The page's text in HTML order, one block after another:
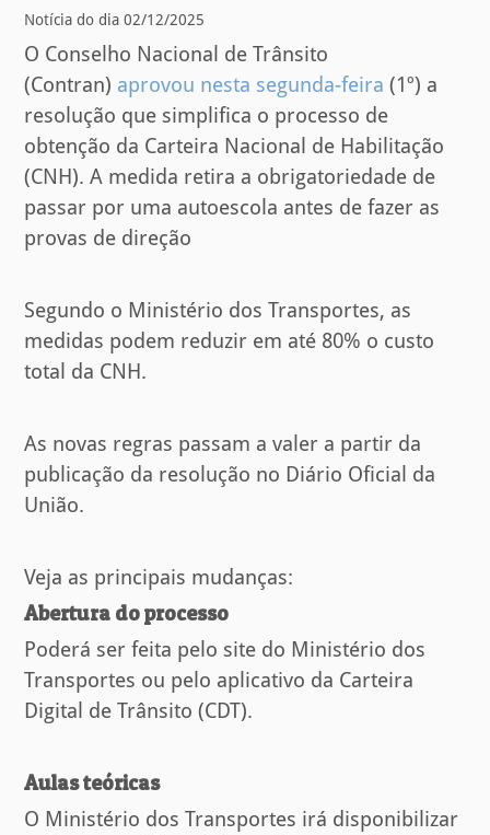
Notícia do dia 02/12/2025
O Conselho Nacional de Trânsito
(Contran) aprovou nesta segunda-feira (1º) a
resolução que simplifica o processo de
obtenção da Carteira Nacional de Habilitação
(CNH). A medida retira a obrigatoriedade de
passar por uma autoescola antes de fazer as
provas de direção
Segundo o Ministério dos Transportes, as
medidas podem reduzir em até 80% o custo
total da CNH.
As novas regras passam a valer a partir da
publicação da resolução no Diário Oficial da
União.
Veja as principais mudanças:
Abertura do processo
Poderá ser feita pelo site do Ministério dos
Transportes ou pelo aplicativo da Carteira
Digital de Trânsito (CDT).
Aulas teóricas
O Ministério dos Transportes irá disponibilizar